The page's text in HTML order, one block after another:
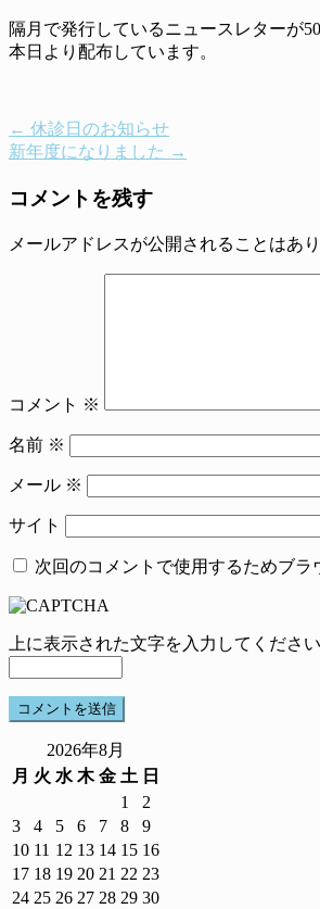
隔月で発行しているニュースレターが
本日より配布しています。
← 休診日のお知らせ
新年度になりました →
コメントを残す
メールアドレスが公開されることはあり
コメント ※
名前 ※
メール ※
サイト
次回のコメントで使用するためブラ
上に表示された文字を入力してください
2026年8月
月 火 水 木 金 土 日
1
2
3
4 5 6 7 8
9
10 11 12 13 14 15 16
17 18 19 20 21 22 23
24 25 26 27 28 29 30